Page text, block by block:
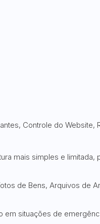
Controle do Website,
mais simples e
de Bens, Arquivos de
situações de